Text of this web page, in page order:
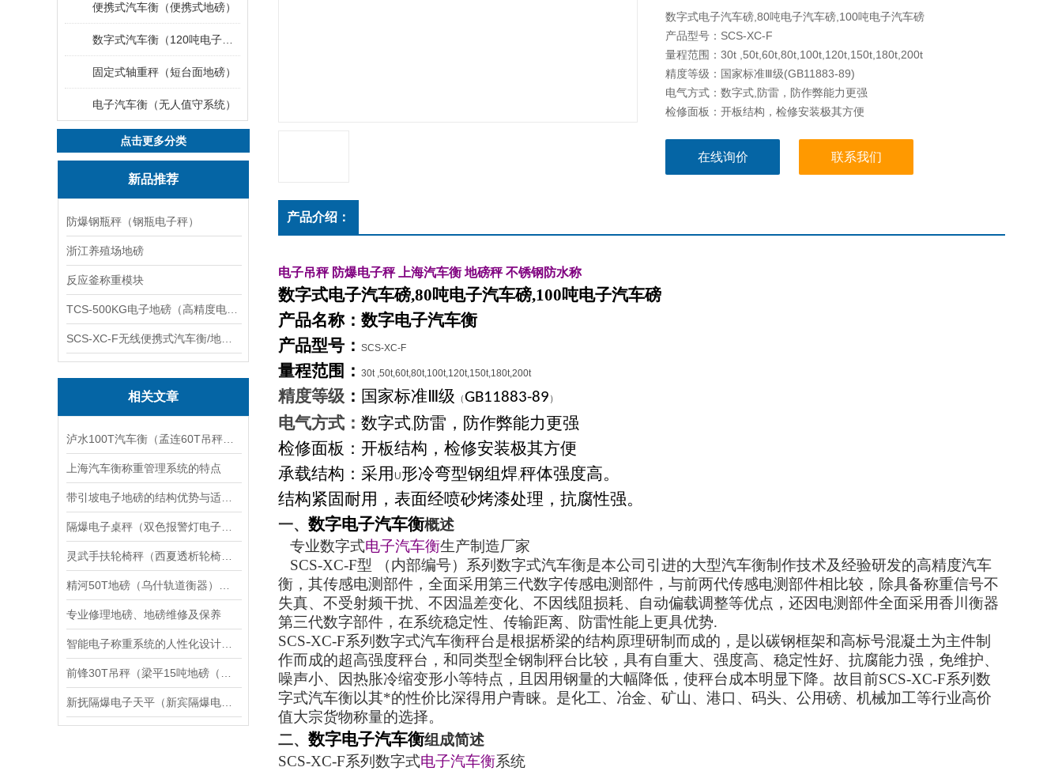
便携式汽车衡（便携式地磅）
固定式轴重秤（短台面地磅）
电子汽车衡（无人值守系统）
点击更多分类
新品推荐
防爆钢瓶秤（钢瓶电子秤）
浙江养殖场地磅
反应釜称重模块
相关文章
上海汽车衡称重管理系统的特点
专业修理地磅、地磅维修及保养
数字式电子汽车磅,80吨电子汽车磅,100吨电子汽车磅
产品型号：SCS-XC-F
量程范围：30t ,50t,60t,80t,100t,120t,150t,180t,200t
精度等级：国家标准Ⅲ级(GB11883-89)
电气方式：数字式,防雷，防作弊能力更强
检修面板：开板结构，检修安装极其方便
结构紧固耐用，表面经喷砂烤漆处理，抗腐性强。
在线询价 联系我们
产品介绍：
电子吊秤 防爆电子秤 上海汽车衡 地磅秤 不锈钢防水称
数字式电子汽车磅,80吨电子汽车磅,100吨电子汽车磅
产品名称： 数字电子汽车衡
产品型号： SCS-XC-F
量程范围： 30t ,50t,60t,80t,100t,120t,150t,180t,200t
精度等级 ： 国家标准Ⅲ级 （GB11883-89 ）
电气方式： 数字式,防雷，防作弊能力更强
检修面板：开板结构，检修安装极其方便
承载结构：采用 U形冷弯型钢组焊,秤体强度高。
结构紧固耐用，表面经喷砂烤漆处理，抗腐性强。
一、 数字电子汽车衡概述
专业数字式电子汽车衡生产制造厂家
SCS-XC-F型 （内部编号） 系列数字式汽车衡是本公司引进的大型汽车衡制作技术及经验研发的高精度汽车
衡，其传感电测部件，全面采用第三代数字传感电测部件，与前两代传感电测部件相比较，除具备称重信号不
失真、不受射频干扰、不因温差变化、不因线阻损耗、自动偏载调整等优点，还因电测部件全面采用香川衡器
第三代数字部件，在系统稳定性、传输距离、防雷性能上更具优势.
SCS-XC-F系列数字式汽车衡秤台是根据桥梁的结构原理研制而成的，是以碳钢框架和高标号混凝土为主件制
作而成的超高强度秤台，和同类型全钢制秤台比较，具有自重大、强度高、稳定性好、抗腐能力强，免维护、
噪声小、因热胀冷缩变形小等特点，且因用钢量的大幅降低，使秤台成本明显下降。故目前SCS-XC-F系列数
字式汽车衡以其*的性价比深得用户青睐。是化工、冶金、矿山、港口、码头、公用磅、机械加工等行业高价
值大宗货物称量的选择。
二、 数字电子汽车衡组成简述
SCS-XC-F系列数字式电子汽车衡系统